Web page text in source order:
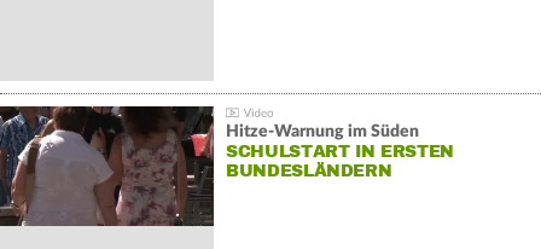
Hitze-Warnung im Süden
SCHULSTART IN ERSTEN
BUNDESLÄNDERN